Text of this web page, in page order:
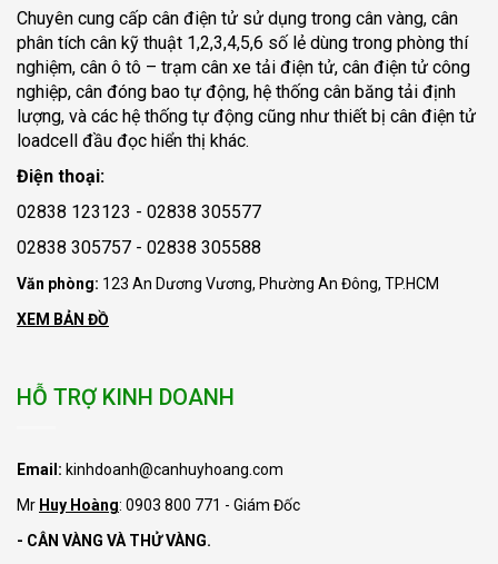
Chuyên cung cấp cân điện tử sử dụng trong cân vàng, cân
phân tích cân kỹ thuật 1,2,3,4,5,6 số lẻ dùng trong phòng thí
nghiệm, cân ô tô – trạm cân xe tải điện tử, cân điện tử công
nghiệp, cân đóng bao tự động, hệ thống cân băng tải định
lượng, và các hệ thống tự động cũng như thiết bị cân điện tử
loadcell đầu đọc hiển thị khác.
Điện thoại:
02838 123123 - 02838 305577
02838 305757 - 02838 305588
Văn phòng: 123 An Dương Vương, Phường An Đông, TP.HCM
XEM BẢN ĐỒ
HỖ TRỢ KINH DOANH
Email: kinhdoanh@canhuyhoang.com
Mr Huy Hoàng: 0903 800 771 - Giám Đốc
- CÂN VÀNG VÀ THỬ VÀNG.